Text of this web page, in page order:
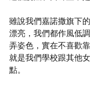
雖說我們嘉諾撒旗下
漂亮，我們都作風低
弄姿色，實在不喜歡
就是我們學校跟其他
點。